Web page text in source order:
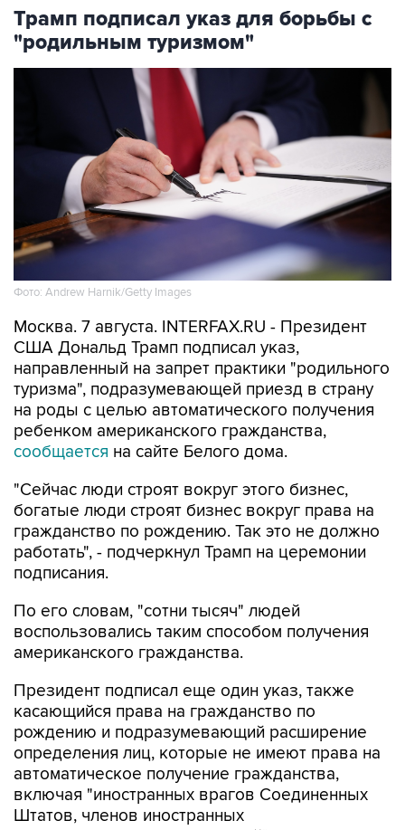
Трамп подписал указ для борьбы с
"родильным туризмом"
Фото: Andrew Harnik/Getty Images
Москва. 7 августа. INTERFAX.RU - Президент
США Дональд Трамп подписал указ,
направленный на запрет практики "родильного
туризма", подразумевающей приезд в страну
на роды с целью автоматического получения
ребенком американского гражданства,
сообщается на сайте Белого дома.
"Сейчас люди строят вокруг этого бизнес,
богатые люди строят бизнес вокруг права на
гражданство по рождению. Так это не должно
работать", - подчеркнул Трамп на церемонии
подписания.
По его словам, "сотни тысяч" людей
воспользовались таким способом получения
американского гражданства.
Президент подписал еще один указ, также
касающийся права на гражданство по
рождению и подразумевающий расширение
определения лиц, которые не имеют права на
автоматическое получение гражданства,
включая "иностранных врагов Соединенных
Штатов, членов иностранных